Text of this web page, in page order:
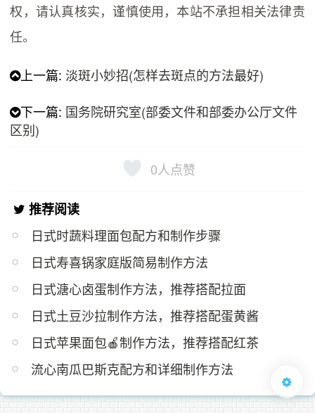
权，请认真核实，谨慎使用，本站不承担相关法律责
任。
上一篇: 淡斑小妙招(怎样去斑点的方法最好)
下一篇: 国务院研究室(部委文件和部委办公厅文件
区别)
0人点赞
推荐阅读
日式时蔬料理面包配方和制作步骤
日式寿喜锅家庭版简易制作方法
日式溏心卤蛋制作方法，推荐搭配拉面
日式土豆沙拉制作方法，推荐搭配蛋黄酱
日式苹果面包🍎制作方法，推荐搭配红茶
流心南瓜巴斯克配方和详细制作方法